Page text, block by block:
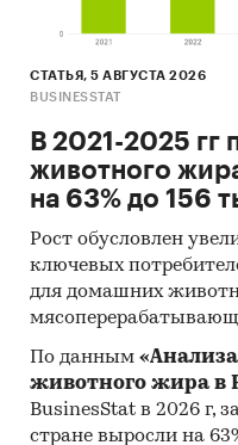
СТАТЬЯ, 5 АВГУСТА 2026
BUSINESSTAT
В 2021-2025 гг
животного
на 63% до 156
Рост обусловлен
ключевых
для домашних
По данным
животного жира в
BusinesStat в 2026 г,
стране выросли на